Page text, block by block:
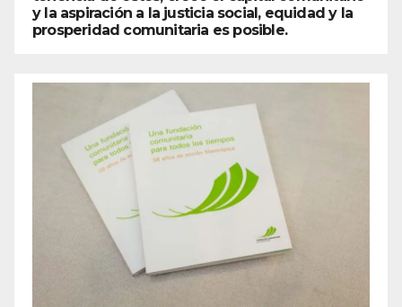
y la aspiración a la justicia social, equidad y la
prosperidad comunitaria es posible.